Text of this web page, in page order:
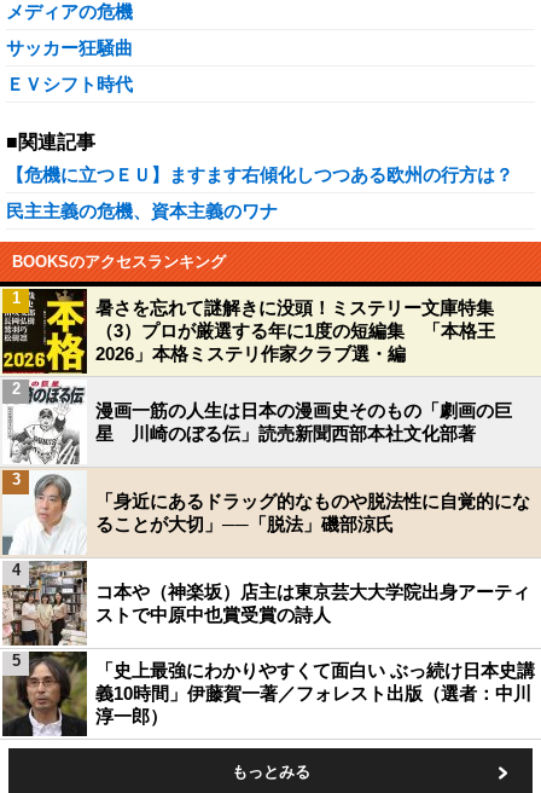
メディアの危機
サッカー狂騒曲
ＥＶシフト時代
■関連記事
【危機に立つＥＵ】ますます右傾化しつつある欧州の行方は？
民主主義の危機、資本主義のワナ
BOOKSのアクセスランキング
暑さを忘れて謎解きに没頭！ミステリー文庫特集
（3）プロが厳選する年に1度の短編集 「本格王
2026」本格ミステリ作家クラブ選・編
1
漫画一筋の人生は日本の漫画史そのもの「劇画の巨
星 川崎のぼる伝」読売新聞西部本社文化部著
2
「身近にあるドラッグ的なものや脱法性に自覚的にな
ることが大切」──「脱法」磯部涼氏
3
コ本や（神楽坂）店主は東京芸大大学院出身アーティ
ストで中原中也賞受賞の詩人
4
「史上最強にわかりやすくて面白い ぶっ続け日本史講
義10時間」伊藤賀一著／フォレスト出版（選者：中川
淳一郎）
5
もっとみる